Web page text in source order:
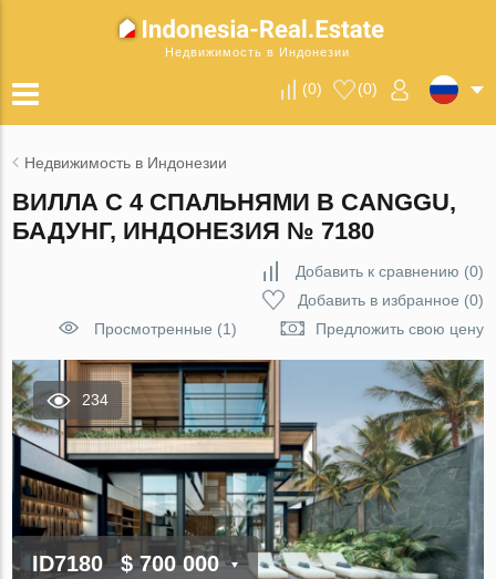
Недвижимость в Индонезии
(0) (0)
Недвижимость в Индонезии
ВИЛЛА С 4 СПАЛЬНЯМИ В CANGGU,
БАДУНГ, ИНДОНЕЗИЯ № 7180
Добавить к сравнению (0)
Добавить в избранное (0)
Просмотренные (1)
Предложить свою цену
234
ID7180 $ 700 000